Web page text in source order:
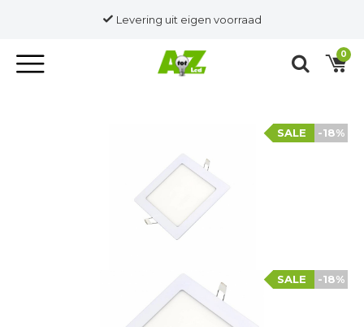
Levering uit eigen voorraad
0
-18%
SALE
-18%
SALE